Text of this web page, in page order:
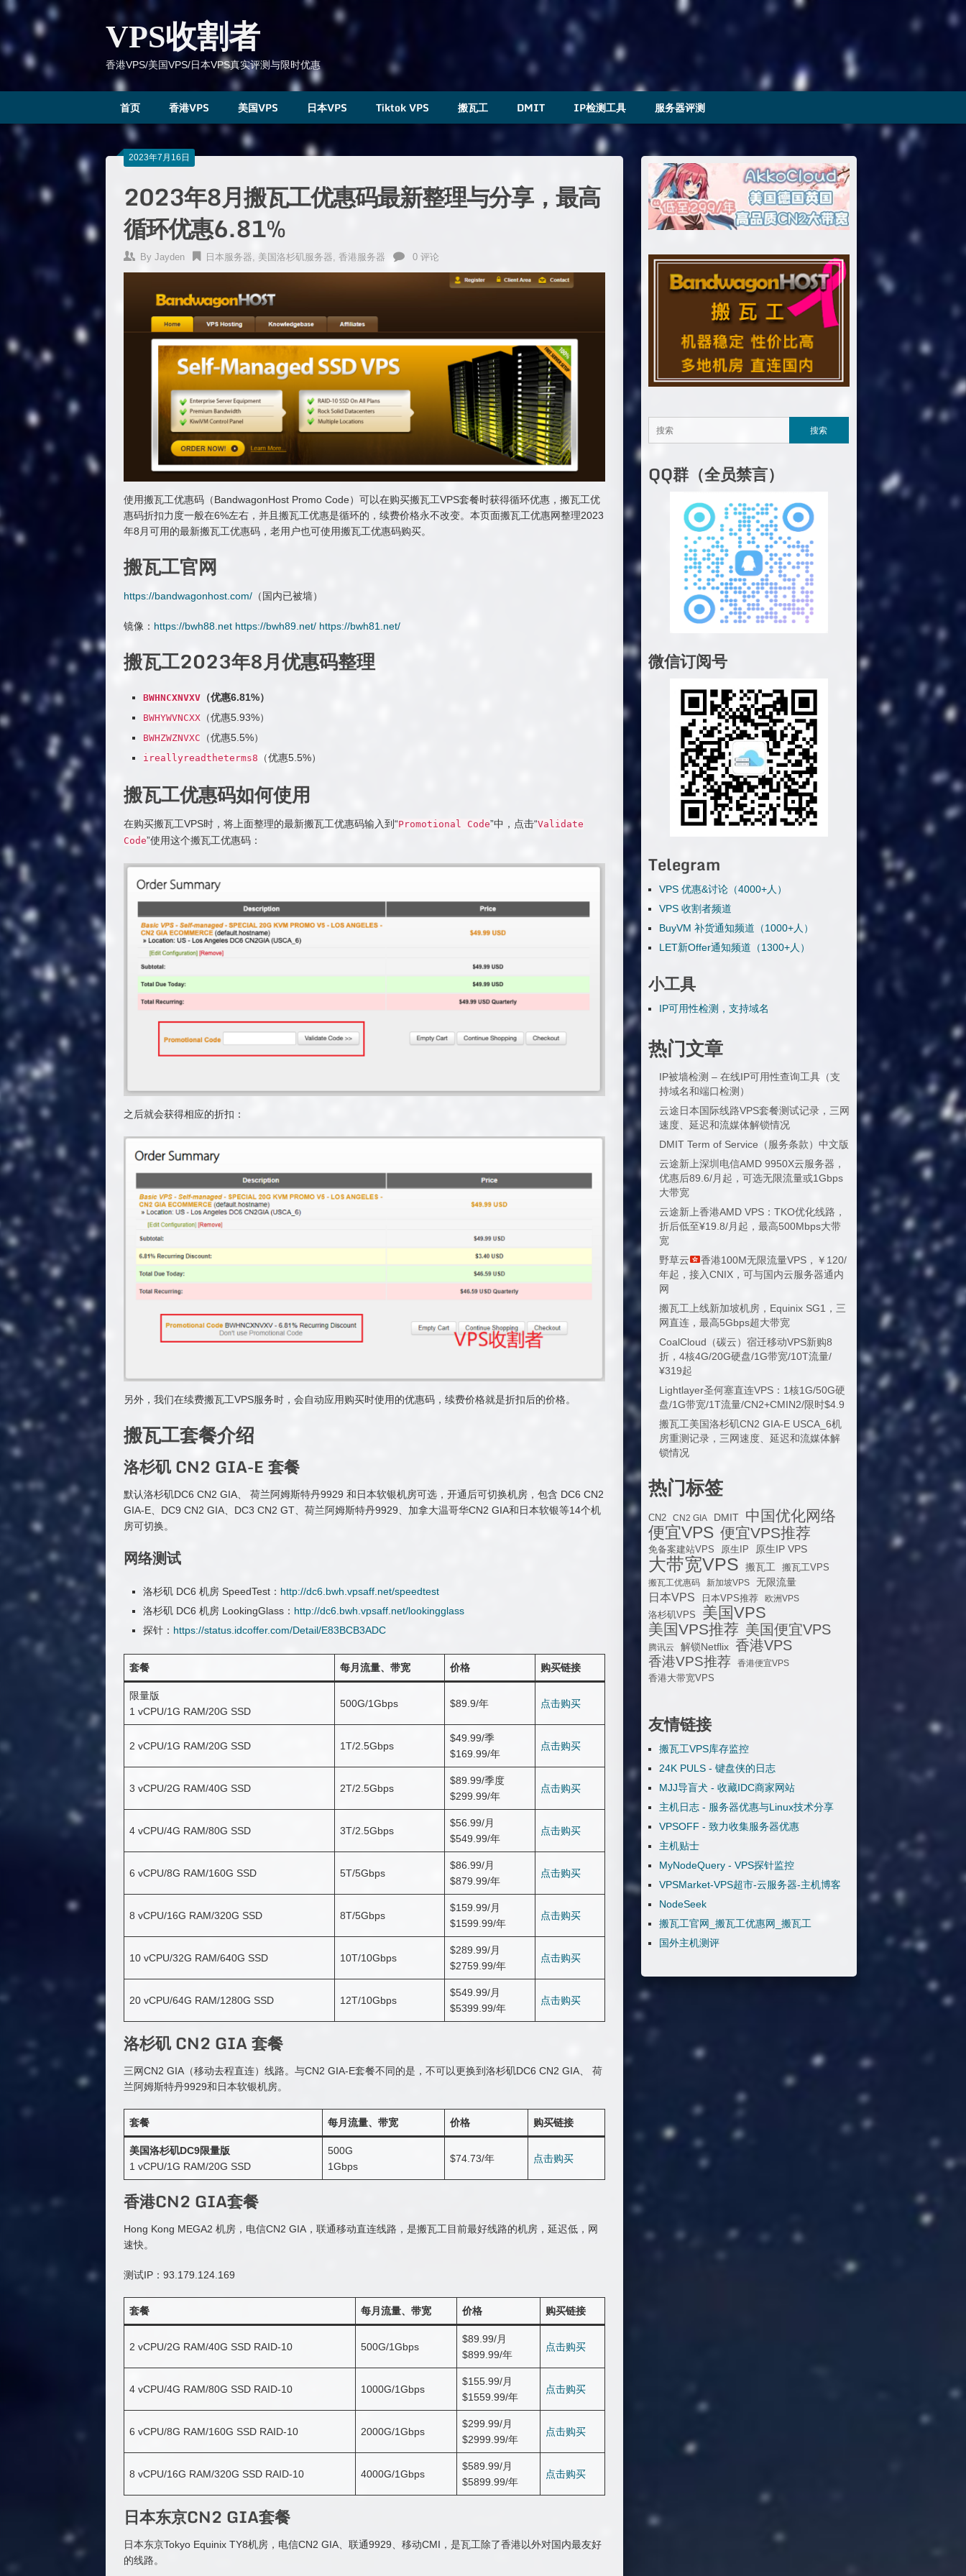
跳
内
容
VPS收割者
香港VPS/美国VPS/日本VPS真实评测与限时优惠
首页 香港VPS 美国VPS 日本VPS Tiktok VPS 搬瓦工 DMIT IP检测工具 服务器评测
2023年7月16日
2023年8月搬瓦工优惠码最新整理与分享，最高
循环优惠6.81%
By Jayden 日本服务器, 美国洛杉矶服务器, 香港服务器 0 评论
使用搬瓦工优惠码（BandwagonHost Promo Code）可以在购买搬瓦工VPS套餐时获得循环优惠，搬瓦工优
惠码折扣力度一般在6%左右，并且搬瓦工优惠是循环的，续费价格永不改变。本页面搬瓦工优惠网整理2023
年8月可用的最新搬瓦工优惠码，老用户也可使用搬瓦工优惠码购买。
搬瓦工官网
https://bandwagonhost.com/ （国内已被墙）
镜像： https://bwh88.net https://bwh89.net/ https://bwh81.net/
搬瓦工2023年8月优惠码整理
BWHNCXNVXV（优惠6.81%）
BWHYWVNCXX（优惠5.93%）
BWHZWZNVXC （优惠5.5%）
ireallyreadtheterms8 （优惠5.5%）
搬瓦工优惠码如何使用
在购买搬瓦工VPS时，将上面整理的最新搬瓦工优惠码输入到“Promotional Code”中，点击“Validate
Code”使用这个搬瓦工优惠码：
之后就会获得相应的折扣：
另外，我们在续费搬瓦工VPS服务时，会自动应用购买时使用的优惠码，续费价格就是折扣后的价格。
搬瓦工套餐介绍
洛杉矶 CN2 GIA-E 套餐
默认洛杉矶DC6 CN2 GIA、 荷兰阿姆斯特丹9929 和日本软银机房可选，开通后可切换机房，包含 DC6 CN2
GIA-E、DC9 CN2 GIA、DC3 CN2 GT、荷兰阿姆斯特丹9929、加拿大温哥华CN2 GIA和日本软银等14个机
房可切换。
网络测试
洛杉矶 DC6 机房 SpeedTest： http://dc6.bwh.vpsaff.net/speedtest
洛杉矶 DC6 机房 LookingGlass： http://dc6.bwh.vpsaff.net/lookingglass
探针： https://status.idcoffer.com/Detail/E83BCB3ADC
套餐 每月流量、带宽 价格 购买链接
限量版
1 vCPU/1G RAM/20G SSD
500G/1Gbps $89.9/年 点击购买
2 vCPU/1G RAM/20G SSD 1T/2.5Gbps
$49.99/季
$169.99/年
点击购买
3 vCPU/2G RAM/40G SSD 2T/2.5Gbps
$89.99/季度
$299.99/年
点击购买
4 vCPU/4G RAM/80G SSD 3T/2.5Gbps
$56.99/月
$549.99/年
点击购买
6 vCPU/8G RAM/160G SSD 5T/5Gbps
$86.99/月
$879.99/年
点击购买
8 vCPU/16G RAM/320G SSD 8T/5Gbps
$159.99/月
$1599.99/年
点击购买
10 vCPU/32G RAM/640G SSD 10T/10Gbps
$289.99/月
$2759.99/年
点击购买
20 vCPU/64G RAM/1280G SSD 12T/10Gbps
$549.99/月
$5399.99/年
点击购买
洛杉矶 CN2 GIA 套餐
三网CN2 GIA（移动去程直连）线路。与CN2 GIA-E套餐不同的是，不可以更换到洛杉矶DC6 CN2 GIA、 荷
兰阿姆斯特丹9929和日本软银机房。
套餐 每月流量、带宽 价格 购买链接
美国洛杉矶DC9限量版
1 vCPU/1G RAM/20G SSD
500G
1Gbps
$74.73/年 点击购买
香港CN2 GIA套餐
Hong Kong MEGA2 机房，电信CN2 GIA，联通移动直连线路，是搬瓦工目前最好线路的机房，延迟低，网
速快。
测试IP：93.179.124.169
套餐 每月流量、带宽 价格 购买链接
2 vCPU/2G RAM/40G SSD RAID-10 500G/1Gbps
$89.99/月
$899.99/年
点击购买
4 vCPU/4G RAM/80G SSD RAID-10 1000G/1Gbps
$155.99/月
$1559.99/年
点击购买
6 vCPU/8G RAM/160G SSD RAID-10 2000G/1Gbps
$299.99/月
$2999.99/年
点击购买
8 vCPU/16G RAM/320G SSD RAID-10 4000G/1Gbps
$589.99/月
$5899.99/年
点击购买
日本东京CN2 GIA套餐
日本东京Tokyo Equinix TY8机房，电信CN2 GIA、联通9929、移动CMI，是瓦工除了香港以外对国内最友好
的线路。
QQ群（全员禁言）
微信订阅号
Telegram
VPS 优惠&讨论（4000+人）
VPS 收割者频道
BuyVM 补货通知频道（1000+人）
LET新Offer通知频道（1300+人）
小工具
IP可用性检测，支持域名
热门文章
IP被墙检测 – 在线IP可用性查询工具（支
持域名和端口检测）
云途日本国际线路VPS套餐测试记录，三网
速度、延迟和流媒体解锁情况
DMIT Term of Service（服务条款）中文版
云途新上深圳电信AMD 9950X云服务器，
优惠后89.6/月起，可选无限流量或1Gbps
大带宽
云途新上香港AMD VPS：TKO优化线路，
折后低至¥19.8/月起，最高500Mbps大带
宽
野草云
香港100M无限流量VPS，￥120/
年起，接入CNIX，可与国内云服务器通内
网
搬瓦工上线新加坡机房，Equinix SG1，三
网直连，最高5Gbps超大带宽
CoalCloud（碳云）宿迁移动VPS新购8
折，4核4G/20G硬盘/1G带宽/10T流量/
¥319起
Lightlayer圣何塞直连VPS：1核1G/50G硬
盘/1G带宽/1T流量/CN2+CMIN2/限时$4.9
搬瓦工美国洛杉矶CN2 GIA-E USCA_6机
房重测记录，三网速度、延迟和流媒体解
锁情况
热门标签
CN2 CN2 GIA DMIT 中国优化网络
便宜VPS 便宜VPS推荐
免备案建站VPS 原生IP 原生IP VPS
大带宽VPS 搬瓦工
搬瓦工VPS
搬瓦工优惠码
新加坡VPS 无限流量
日本VPS 日本VPS推荐
欧洲VPS
洛杉矶VPS
美国VPS
美国VPS推荐 美国便宜VPS
腾讯云 解锁Netflix 香港VPS
香港VPS推荐
香港便宜VPS
香港大带宽VPS
友情链接
搬瓦工VPS库存监控
24K PULS - 键盘侠的日志
MJJ导盲犬 - 收藏IDC商家网站
主机日志 - 服务器优惠与Linux技术分享
VPSOFF - 致力收集服务器优惠
主机贴士
MyNodeQuery - VPS探针监控
VPSMarket-VPS超市-云服务器-主机博客
NodeSeek
搬瓦工官网_搬瓦工优惠网_搬瓦工
国外主机测评